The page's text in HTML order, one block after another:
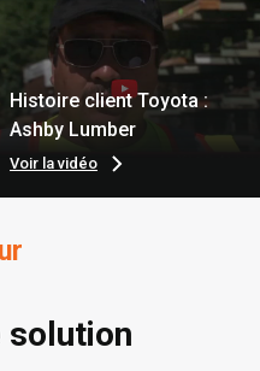
Histoire client Toyota :
Ashby Lumber
Voir la vidéo
solution